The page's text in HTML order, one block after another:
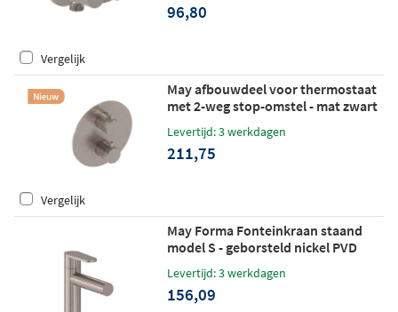
96,80
Vergelijk
May afbouwdeel voor thermostaat
met 2-weg stop-omstel - mat zwart
Levertijd: 3 werkdagen
211,75
Vergelijk
May Forma Fonteinkraan staand
model S - geborsteld nickel PVD
Levertijd: 3 werkdagen
156,09